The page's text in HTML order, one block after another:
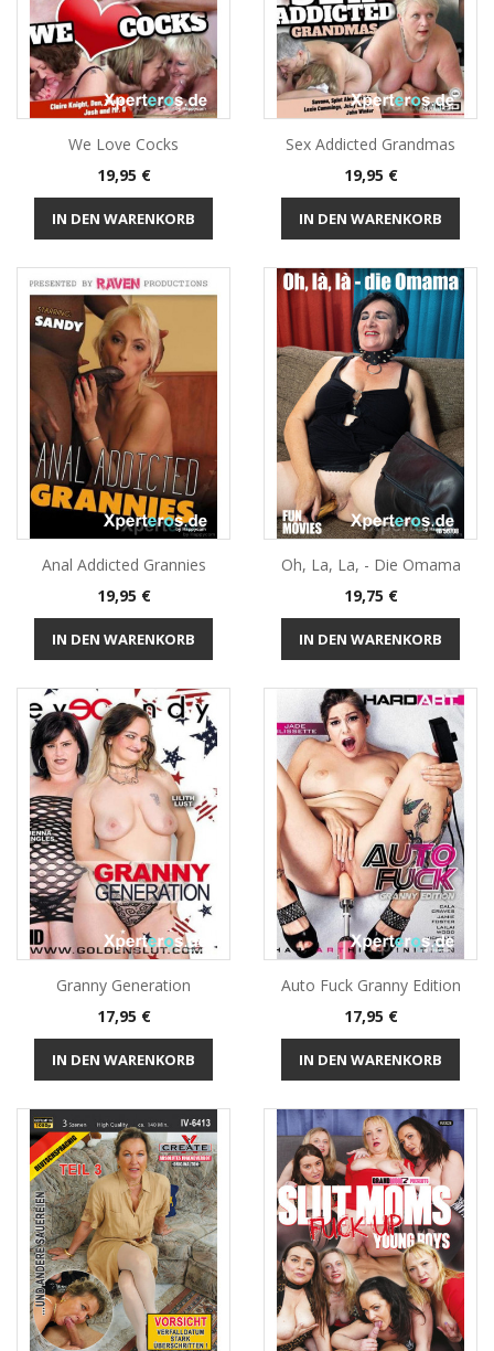
We Love Cocks
Preis
19,95 €
IN DEN WARENKORB
Sex Addicted Grandmas
Preis
19,95 €
IN DEN WARENKORB
Anal Addicted Grannies
Preis
19,95 €
IN DEN WARENKORB
Oh, La, La, - Die Omama
Preis
19,75 €
IN DEN WARENKORB
Granny Generation
Preis
17,95 €
IN DEN WARENKORB
Auto Fuck Granny Edition
Preis
17,95 €
IN DEN WARENKORB